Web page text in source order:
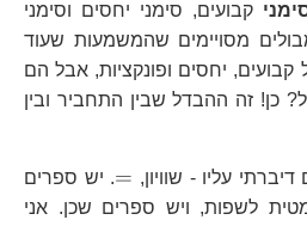
קבועים, סימני יחסים וסימני
מסויימים שהמשמעות שעוד
יחסים ופונקציות, אבל הם
כן! זה ההבדל שבין התחביר ובין
עליו - שוויון, =. יש ספרים
לשפות, ויש ספרים שכן. אני